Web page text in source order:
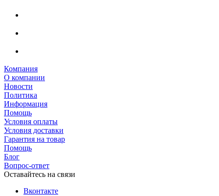
Компания
О компании
Новости
Политика
Информация
Помощь
Условия оплаты
Условия доставки
Гарантия на товар
Помощь
Блог
Вопрос-ответ
Оставайтесь на связи
Вконтакте